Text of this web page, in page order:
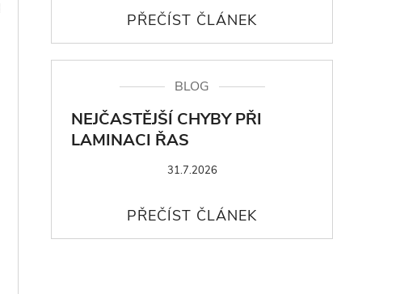
BLOG
NEJČASTĚJŠÍ CHYBY PŘI
LAMINACI ŘAS
31.7.2026